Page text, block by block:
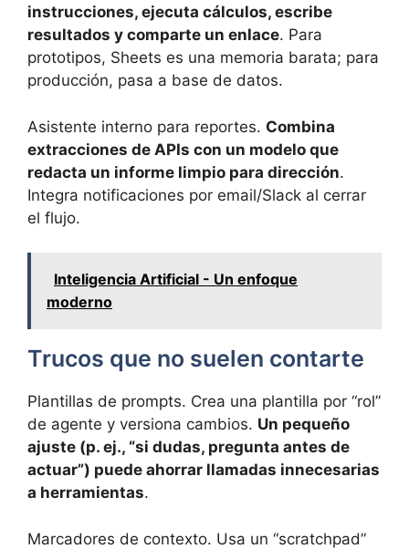
instrucciones, ejecuta cálculos, escribe
resultados y comparte un enlace. Para
prototipos, Sheets es una memoria barata; para
producción, pasa a base de datos.
Asistente interno para reportes. Combina
extracciones de APIs con un modelo que
redacta un informe limpio para dirección.
Integra notificaciones por email/Slack al cerrar
el flujo.
Inteligencia Artificial - Un enfoque
moderno
Trucos que no suelen contarte
Plantillas de prompts. Crea una plantilla por “rol”
de agente y versiona cambios. Un pequeño
ajuste (p. ej., “si dudas, pregunta antes de
actuar”) puede ahorrar llamadas innecesarias
a herramientas.
Marcadores de contexto. Usa un “scratchpad”